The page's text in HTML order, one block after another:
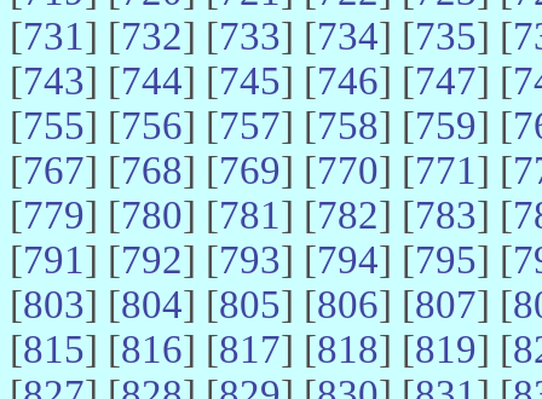
[731] [732] [733] [734] [735] [
[743] [744] [745] [746] [747] [
[755] [756] [757] [758] [759] [
[767] [768] [769] [770] [771] [
[779] [780] [781] [782] [783] [
[791] [792] [793] [794] [795] [
[803] [804] [805] [806] [807] [
[815] [816] [817] [818] [819] [